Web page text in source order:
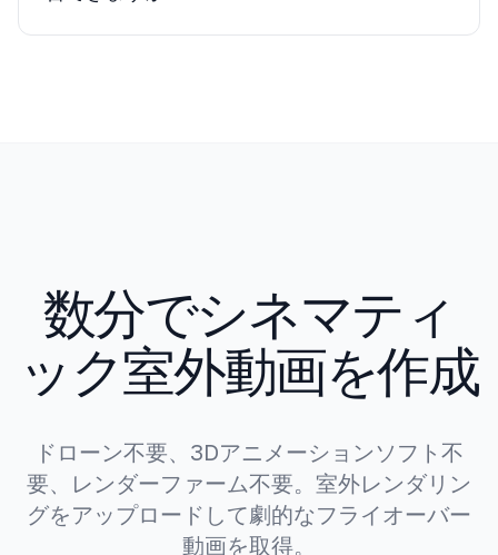
数分でシネマティ
ック室外動画を作成
ドローン不要、3Dアニメーションソフト不
要、レンダーファーム不要。室外レンダリン
グをアップロードして劇的なフライオーバー
動画を取得。